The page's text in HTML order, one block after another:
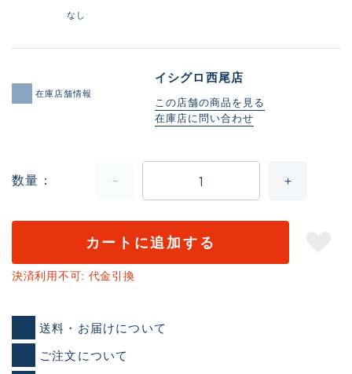
なし
在庫店舗情報
イシグロ西尾店
この店舗の商品を見る
在庫店に問い合わせ
数量
カートに追加する
決済利用不可: 代金引換
送料・お届けについて
ご注文について